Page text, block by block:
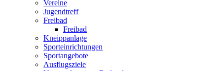
Vereine
Jugendtreff
Freibad
Freibad
Kneippanlage
Sporteinrichtungen
Sportangebote
Ausflugsziele